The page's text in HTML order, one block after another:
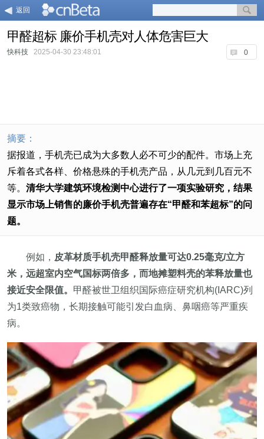
返回
甲醛超标 廉价手机壳对人体危害巨大
0
快科技 2025-04-30 23:48:01
摘要：
据报道，手机壳已成为大多数人必不可少的配件。市场上充
斥着各式各样、价格悬殊的手机壳产品，从几元到几百元不
等。 清华大学建筑环境检测中心进行了一项实验研究，结果
显示市场上销售的廉价手机壳普遍存在“甲醛和苯超标”的问
题。
例如， 皮革材质手机壳甲醛释放量可达0.25毫克/立方
米，远超室内空气国标两倍多，而地摊塑料壳的苯释放量也
接近安全限值。 甲醛被世卫组织国际癌症研究机构(IARC)列
为1类致癌物，长期接触可能引发白血病、鼻咽癌等严重疾
病。